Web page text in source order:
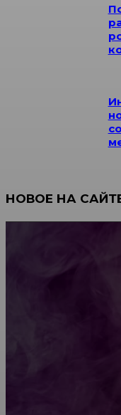
НОВОЕ НА
Как выбрать